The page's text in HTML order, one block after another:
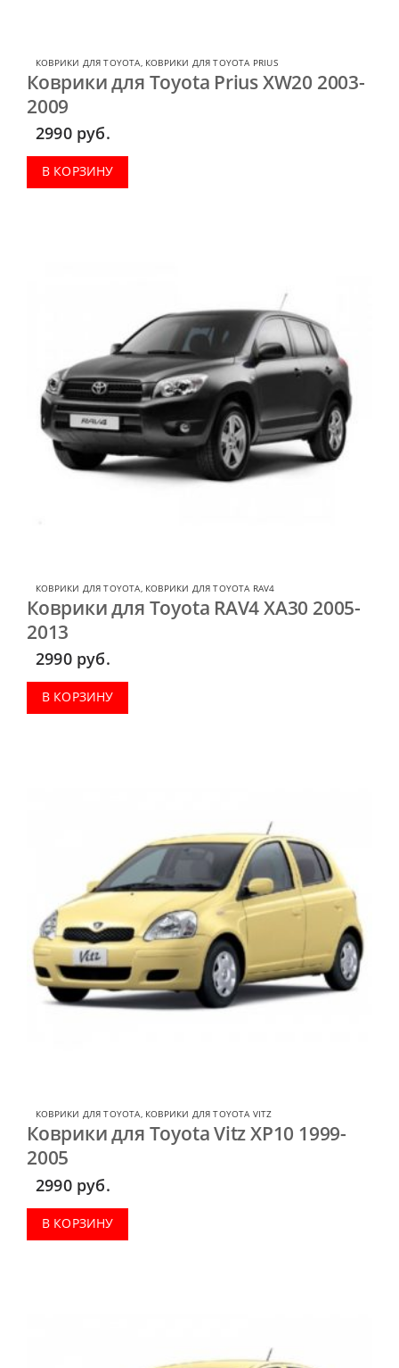
КОВРИКИ ДЛЯ TOYOTA, КОВРИКИ ДЛЯ TOYOTA PRIUS
Коврики для Toyota Prius XW20 2003-
2009
2990 руб.
В КОРЗИНУ
КОВРИКИ ДЛЯ TOYOTA, КОВРИКИ ДЛЯ TOYOTA RAV4
Коврики для Toyota RAV4 XA30 2005-
2013
2990 руб.
В КОРЗИНУ
КОВРИКИ ДЛЯ TOYOTA, КОВРИКИ ДЛЯ TOYOTA VITZ
Коврики для Toyota Vitz XP10 1999-
2005
2990 руб.
В КОРЗИНУ